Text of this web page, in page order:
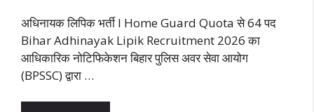
अधिनायक लिपिक भर्ती I Home Guard Quota से 64 पद
Bihar Adhinayak Lipik Recruitment 2026 का
आधिकारिक नोटिफिकेशन बिहार पुलिस अवर सेवा आयोग
(BPSSC) द्वारा …